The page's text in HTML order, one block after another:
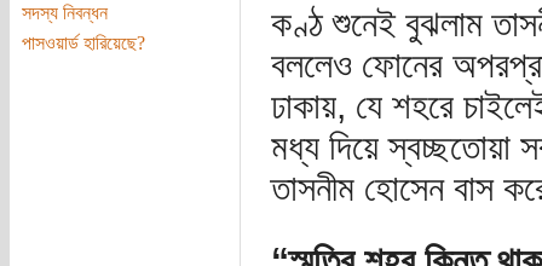
সদস্য নিবন্ধন
পাসওয়ার্ড হারিয়েছে?
কণ্ঠ শুনেই বুঝলাম
বললেও ফোনের
ঢাকায়, যে শহরে
মধ্য দিয়ে স্বচ্ছতোয়া
তাসনীম হোসেন বাস